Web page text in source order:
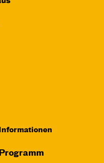
Informationen
Programm